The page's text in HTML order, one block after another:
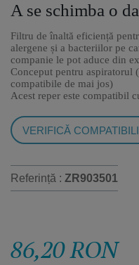
A se schimba o
Filtru de înaltă eficiență
alergene și a bacteriilor pe
companie le pot aduce din
Conceput pentru aspiratorul
compatibile de mai jos)
Acest reper este compatibil
VERIFICĂ
Referință : ZR903501
86,20 RON